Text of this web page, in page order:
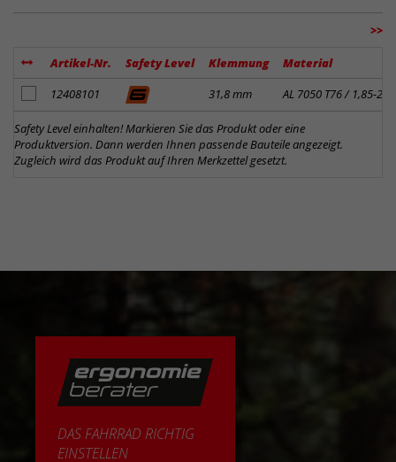
>>
Artikel-Nr. Safety Level Klemmung
Material
Artikel zum Merkzettel hinzufügen
12408101 31,8 mm AL 7050 T76 / 1,85-
Safety Level einhalten! Markieren Sie das Produkt oder eine
Produktversion. Dann werden Ihnen passende Bauteile angezeigt.
Zugleich wird das Produkt auf Ihren Merkzettel gesetzt.
DAS FAHRRAD RICHTIG
EINSTELLEN